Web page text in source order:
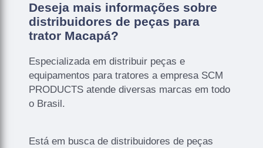
Deseja mais informações sobre
distribuidores de peças para
trator Macapá?
Especializada em distribuir peças e
equipamentos para tratores a empresa SCM
PRODUCTS atende diversas marcas em todo
o Brasil.
Está em busca de distribuidores de peças